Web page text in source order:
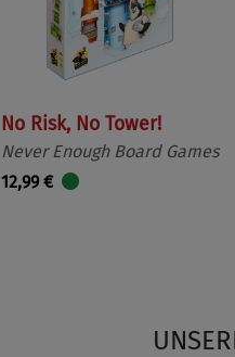
No Risk, No Tower!
Never Enough Board Games
12,99 €